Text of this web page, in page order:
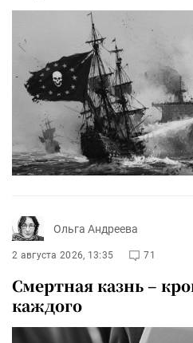
Ольга Андреева
2 августа 2026, 13:35 71
Смертная казнь –
каждого